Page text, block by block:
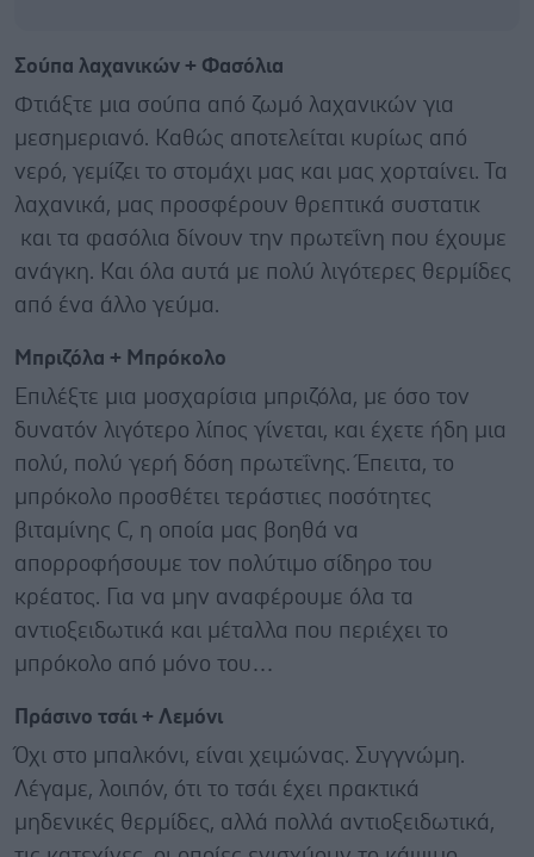
Σούπα λαχανικών + Φασόλια
Φτιάξτε μια σούπα από ζωμό λαχανικών για
μεσημεριανό. Καθώς αποτελείται κυρίως από
νερό, γεμίζει το στομάχι μας και μας χορταίνει. Τα
λαχανικά, μας προσφέρουν θρεπτικά συστατικ
και τα φασόλια δίνουν την πρωτεΐνη που έχουμε
ανάγκη. Και όλα αυτά με πολύ λιγότερες θερμίδες
από ένα άλλο γεύμα.
Μπριζόλα + Μπρόκολο
Επιλέξτε μια μοσχαρίσια μπριζόλα, με όσο τον
δυνατόν λιγότερο λίπος γίνεται, και έχετε ήδη μια
πολύ, πολύ γερή δόση πρωτεΐνης. Έπειτα, το
μπρόκολο προσθέτει τεράστιες ποσότητες
βιταμίνης C, η οποία μας βοηθά να
απορροφήσουμε τον πολύτιμο σίδηρο του
κρέατος. Για να μην αναφέρουμε όλα τα
αντιοξειδωτικά και μέταλλα που περιέχει το
μπρόκολο από μόνο του…
Πράσινο τσάι + Λεμόνι
Όχι στο μπαλκόνι, είναι χειμώνας. Συγγνώμη.
Λέγαμε, λοιπόν, ότι το τσάι έχει πρακτικά
μηδενικές θερμίδες, αλλά πολλά αντιοξειδωτικά,